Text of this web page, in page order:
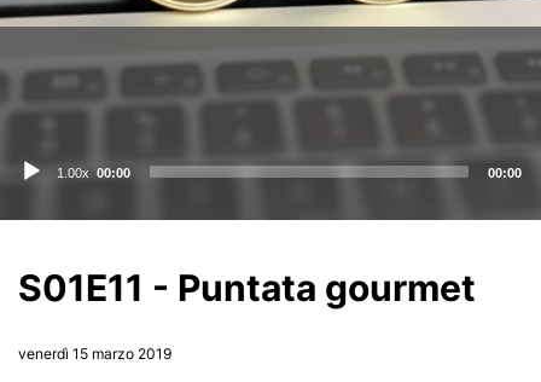
Audio
1.00x 00:00 00:00
S01E11 - Puntata gourmet
venerdì 15 marzo 2019